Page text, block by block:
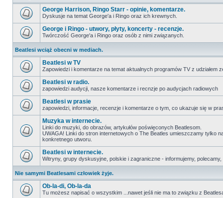
George Harrison, Ringo Starr - opinie, komentarze.
Dyskusje na temat George'a i Ringo oraz ich krewnych.
George i Ringo - utwory, płyty, koncerty - recenzje.
Twórczość George'a i Ringo oraz osób z nimi związanych.
Beatlesi wciąż obecni w mediach.
Beatlesi w TV
Zapowiedzi i komentarze na temat aktualnych programów TV z udziałem
Beatlesi w radio.
zapowiedzi audycji, nasze komentarze i recnzje po audycjach radiowych
Beatlesi w prasie
zapowiedzi, informacje, recenzje i komentarze o tym, co ukazuje się w
Muzyka w internecie.
Linki do muzyki, do obrazów, artykułów poświęconych Beatlesom.
UWAGA! Linki do stron internetowych o The Beatles umieszczamy tylko
konkretnego utworu.
Beatlesi w internecie.
Witryny, grupy dyskusyjne, polskie i zagraniczne - informujemy, polecamy,
Nie samymi Beatlesami człowiek żyje.
Ob-la-di, Ob-la-da
Tu możesz napisać o wszystkim ...nawet jeśli nie ma to związku z